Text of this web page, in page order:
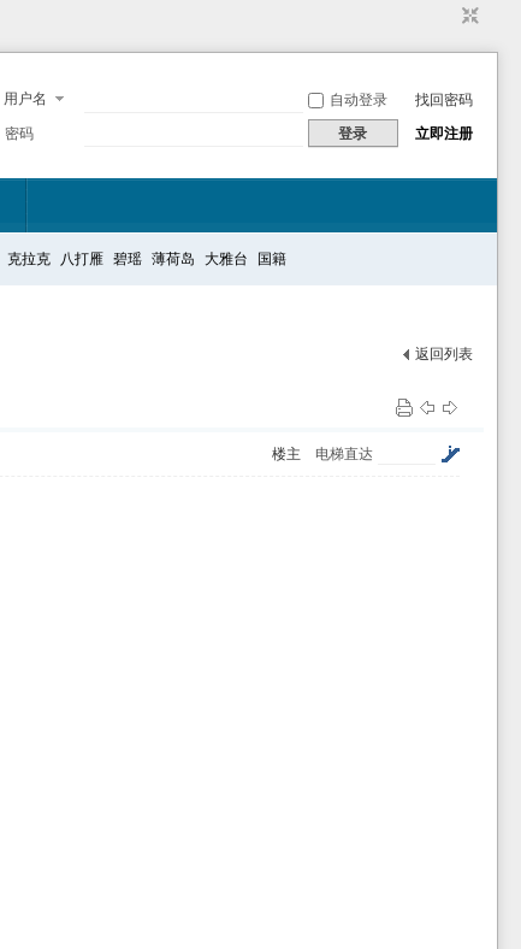
用户名 自动登录
找回密码
密码
登录 立即注册
克拉克 八打雁 碧瑶 薄荷岛 大雅台 国籍
返回列表
电梯直达
楼主